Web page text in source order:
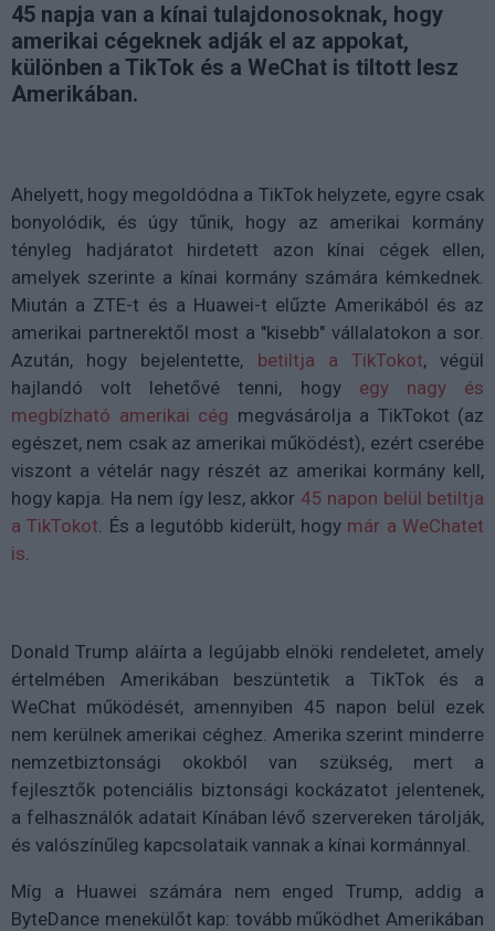
45 napja van a kínai tulajdonosoknak, hogy
amerikai cégeknek adják el az appokat,
különben a TikTok és a WeChat is tiltott lesz
Amerikában.
Ahelyett, hogy megoldódna a TikTok helyzete, egyre csak
bonyolódik, és úgy tűnik, hogy az amerikai kormány
tényleg hadjáratot hirdetett azon kínai cégek ellen,
amelyek szerinte a kínai kormány számára kémkednek.
Miután a ZTE-t és a Huawei-t elűzte Amerikából és az
amerikai partnerektől most a "kisebb" vállalatokon a sor.
Azután, hogy bejelentette, betiltja a TikTokot, végül
hajlandó volt lehetővé tenni, hogy egy nagy és
megbízható amerikai cég megvásárolja a TikTokot (az
egészet, nem csak az amerikai működést), ezért cserébe
viszont a vételár nagy részét az amerikai kormány kell,
hogy kapja. Ha nem így lesz, akkor 45 napon belül betiltja
a TikTokot. És a legutóbb kiderült, hogy már a WeChatet
is.
Donald Trump aláírta a legújabb elnöki rendeletet, amely
értelmében Amerikában beszüntetik a TikTok és a
WeChat működését, amennyiben 45 napon belül ezek
nem kerülnek amerikai céghez. Amerika szerint minderre
nemzetbiztonsági okokból van szükség, mert a
fejlesztők potenciális biztonsági kockázatot jelentenek,
a felhasználók adatait Kínában lévő szervereken tárolják,
és valószínűleg kapcsolataik vannak a kínai kormánnyal.
Míg a Huawei számára nem enged Trump, addig a
ByteDance menekülőt kap: tovább működhet Amerikában